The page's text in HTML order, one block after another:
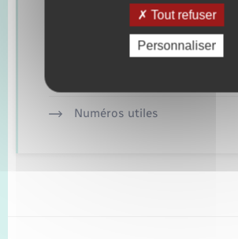
Retrouvez aussi
Numéros utiles
Tout refuser
Personnaliser